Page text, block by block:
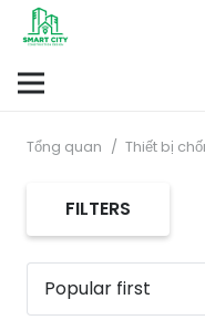
Tổng quan / Thiết bị
FILTERS